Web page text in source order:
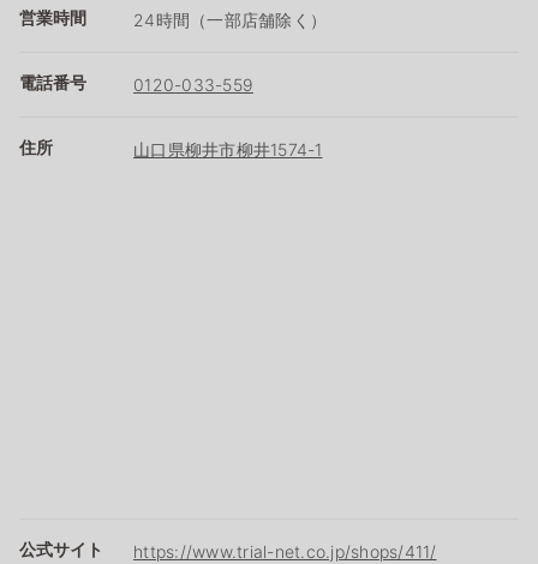
営業時間 24時間（一部店舗除く）
電話番号 0120-033-559
住所 山口県柳井市柳井1574-1
公式サイト https://www.trial-net.co.jp/shops/411/